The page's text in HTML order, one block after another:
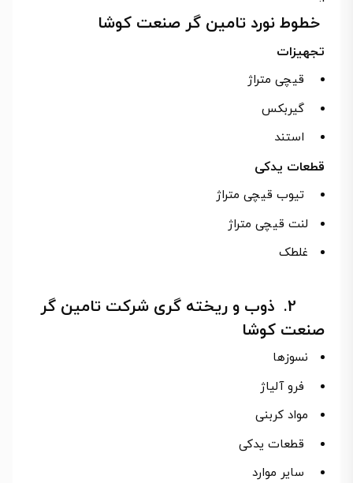
خطوط نورد تامین گر صنعت کوشا
تجهیزات
قیچی متراژ
گیربکس
استند
قطعات یدکی
تیوب قیچی متراژ
لنت قیچی متراژ
غلطک
2. ذوب و ریخته گری شرکت تامین گر
صنعت کوشا
نسوزها
فرو آلیاژ
مواد کربنی
قطعات یدکی
سایر موارد